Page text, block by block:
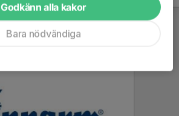
Godkänn alla kakor
Bara nödvändiga